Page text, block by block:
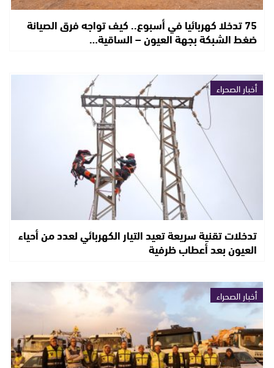
75 تدخلا كهربائيا في أسبوع.. كيف تواجه فرق الصيانة
ضغط الشبكة بجهة العيون – الساقية…
أخبار الصحراء
تدخلات تقنية سريعة تعيد التيار الكهربائي لعدد من أحياء
العيون بعد أعطاب ظرفية
أخبار الصحراء